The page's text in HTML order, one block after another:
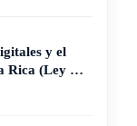
y el
(Ley N.°